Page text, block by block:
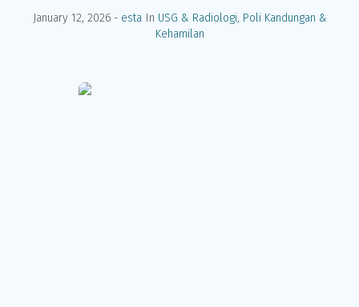
January 12, 2026 esta In USG & Radiologi, Poli Kandungan &
Kehamilan